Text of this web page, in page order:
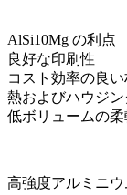
AlSi10Mg の利点
良好な印刷性
コスト効率の良
熱およびハウジ
低ボリュームの柔
高強度アルミニ